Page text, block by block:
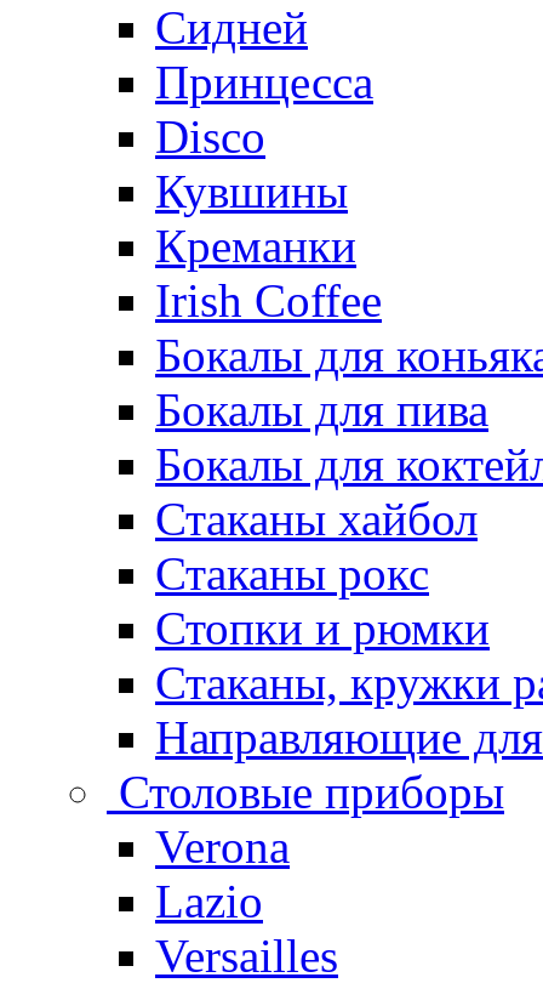
Сидней
Принцесса
Disco
Кувшины
Креманки
Irish Coffee
Бокалы для
Бокалы для пива
Бокалы для
Стаканы хайбол
Стаканы рокс
Стопки и рюмки
Стаканы, кружки
Направляющие
Столовые приборы
Verona
Lazio
Versailles